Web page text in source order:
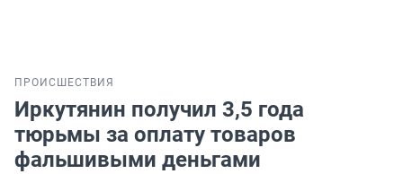
ПРОИСШЕСТВИЯ
Иркутянин получил 3,5 года
тюрьмы за оплату товаров
фальшивыми деньгами